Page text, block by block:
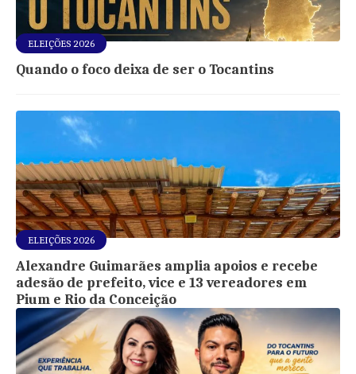
ELEIÇÕES 2026
Quando o foco deixa de ser o Tocantins
ELEIÇÕES 2026
Alexandre Guimarães amplia apoios e recebe
adesão de prefeito, vice e 13 vereadores em
Pium e Rio da Conceição